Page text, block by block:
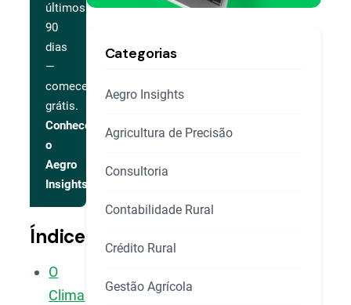
últimos
90
dias
—
comece
grátis.
Conhecer
o
Aegro
Insights
Índice
O
Clima
Categorias
Aegro Insights
Agricultura de Precisão
Consultoria
Contabilidade Rural
Crédito Rural
Gestão Agrícola